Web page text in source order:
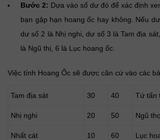
Bước 2: Dựa vào số dư đó để xác định
bạn gặp hạn hoang ốc hay không. Nếu
dư số 2 là Nhị nghi, dư số 3 là Tam địa
là Ngũ thị, 6 là Lục hoang ốc.
Việc tính Hoang Ốc sẽ được căn cứ vào các
Tam địa sát 30 40 Tứ tấn
Nhị nghi 20 50 Ngũ
Nhất cát 10 60 Lục